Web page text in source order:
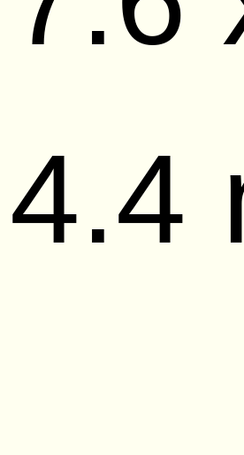
4.4